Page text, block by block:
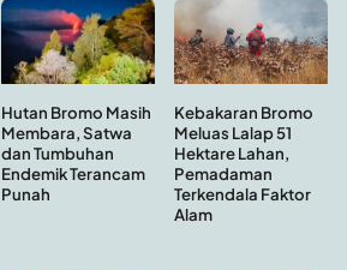
Hutan Bromo Masih
Membara, Satwa
dan Tumbuhan
Endemik Terancam
Punah
Kebakaran Bromo
Meluas Lalap 51
Hektare Lahan,
Pemadaman
Terkendala Faktor
Alam